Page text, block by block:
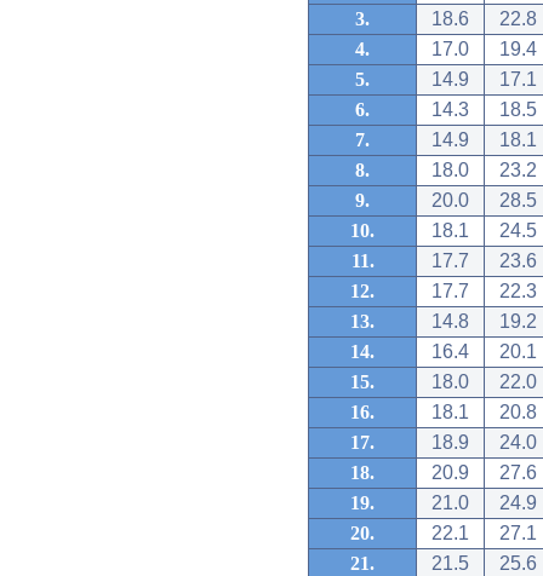
3.
18.6
22.8
4.
17.0
19.4
5.
14.9
17.1
6.
14.3
18.5
7.
14.9
18.1
8.
18.0
23.2
9.
20.0
28.5
10.
18.1
24.5
11.
17.7
23.6
12.
17.7
22.3
13.
14.8
19.2
14.
16.4
20.1
15.
18.0
22.0
16.
18.1
20.8
17.
18.9
24.0
18.
20.9
27.6
19.
21.0
24.9
20.
22.1
27.1
21.
21.5
25.6